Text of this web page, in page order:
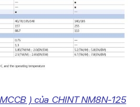
) của CHINT NM8N-125